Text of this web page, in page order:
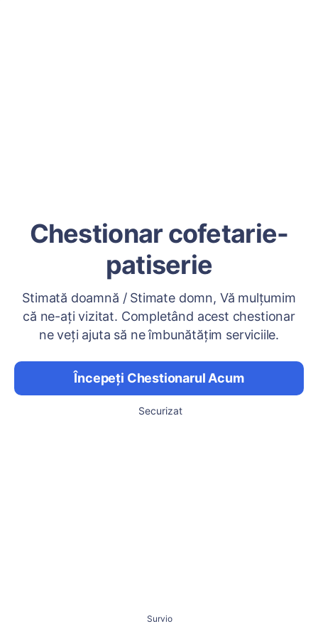
Chestionar cofetarie-
patiserie
Stimată doamnă / Stimate domn, Vă mulțumim
că ne-ați vizitat. Completând acest chestionar
ne veți ajuta să ne îmbunătățim serviciile.
Începeți Chestionarul Acum
Securizat
Survio